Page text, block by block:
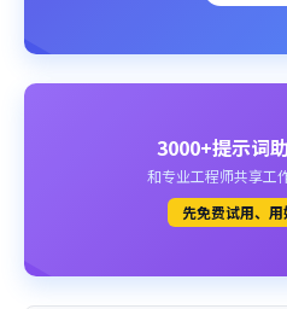
3000+提示词
和专业工程师共享工
先免费试用、